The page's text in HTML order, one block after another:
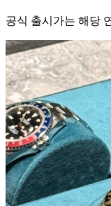
공식 출시가는 해당